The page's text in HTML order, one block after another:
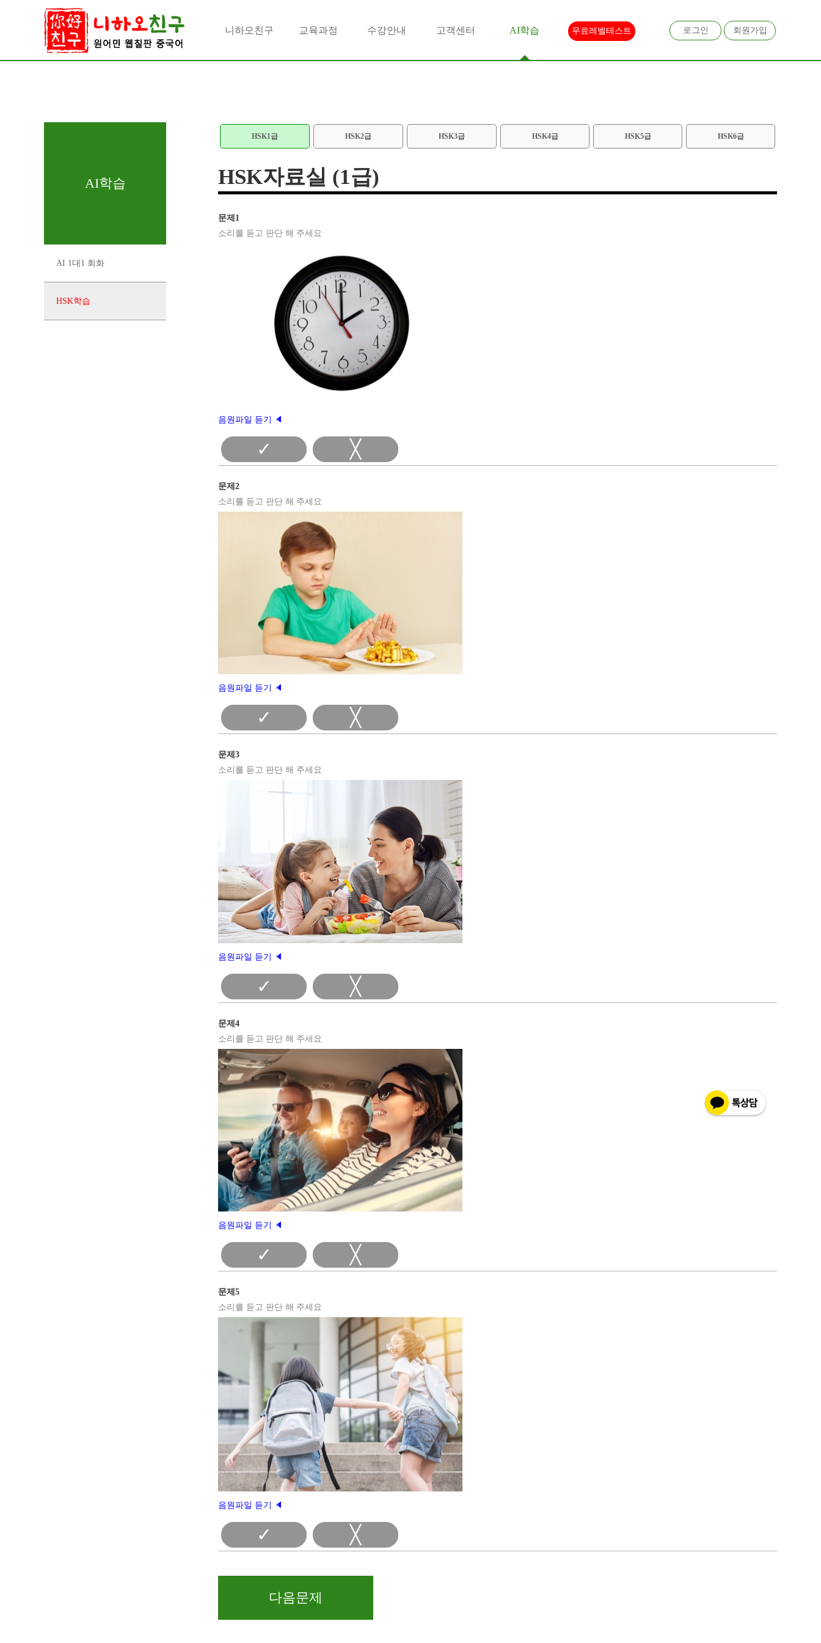
니하오친구 교육과정 수강안내 고객센터 AI학습 무료레벨테스트 회원가입
로그인
AI학습
AI 1대1 회화
HSK학습
HSK1급 HSK2급 HSK3급 HSK4급 HSK5급 HSK6급
HSK자료실 (1급)
문제1
소리를 듣고 판단 해 주세요
음원파일 듣기 🔈
✓ ╳
문제2
소리를 듣고 판단 해 주세요
음원파일 듣기 🔈
✓ ╳
문제3
소리를 듣고 판단 해 주세요
음원파일 듣기 🔈
✓ ╳
문제4
소리를 듣고 판단 해 주세요
음원파일 듣기 🔈
✓ ╳
문제5
소리를 듣고 판단 해 주세요
음원파일 듣기 🔈
✓ ╳
다음문제